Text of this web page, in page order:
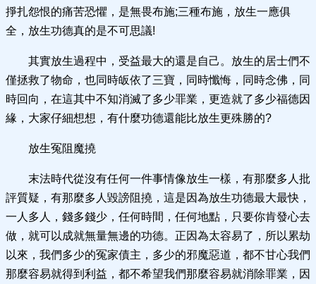
掙扎怨恨的痛苦恐懼，是無畏布施;三種布施，放生一應俱
全，放生功德真的是不可思議!
其實放生過程中，受益最大的還是自己。放生的居士們不
僅拯救了物命，也同時皈依了三寶，同時懺悔，同時念佛，同
時回向，在這其中不知消滅了多少罪業，更造就了多少福德因
緣，大家仔細想想，有什麼功德還能比放生更殊勝的?
放生冤阻魔撓
末法時代從沒有任何一件事情像放生一樣，有那麼多人批
評質疑，有那麼多人毀謗阻撓，這是因為放生功德最大最快，
一人多人，錢多錢少，任何時間，任何地點，只要你肯發心去
做，就可以成就無量無邊的功德。正因為太容易了，所以累劫
以來，我們多少的冤家債主，多少的邪魔惡道，都不甘心我們
那麼容易就得到利益，都不希望我們那麼容易就消除罪業，因